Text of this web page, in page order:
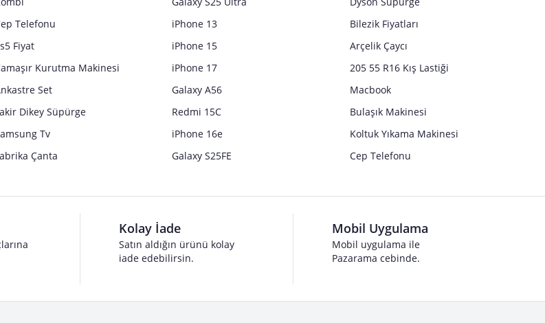
Telefonu
Fiyat
Kurutma Makinesi
Set
Dikey Süpürge
Tv
Çanta
iPhone 13
iPhone 15
iPhone 17
Galaxy A56
Redmi 15C
iPhone 16e
Galaxy S25FE
Bilezik Fiyatları
Arçelik Çaycı
205 55 R16 Kış Lastiği
Macbook
Bulaşık Makinesi
Koltuk Yıkama Makinesi
Cep Telefonu
Kolay İade
Satın aldığın ürünü kolay
iade edebilirsin.
Mobil Uygulama
Mobil uygulama ile
Pazarama cebinde.